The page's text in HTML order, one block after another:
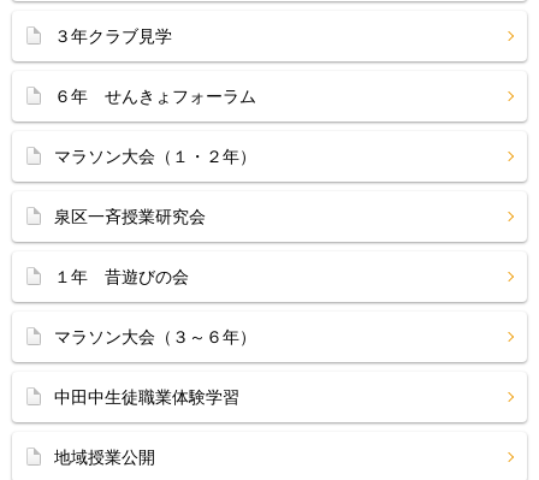
３年クラブ見学
６年 せんきょフォーラム
マラソン大会（１・２年）
泉区一斉授業研究会
１年 昔遊びの会
マラソン大会（３～６年）
中田中生徒職業体験学習
地域授業公開